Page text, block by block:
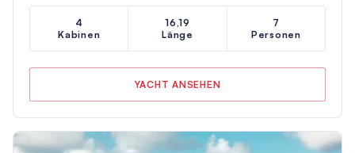
4
Kabinen
16,19
Länge
7
Personen
YACHT ANSEHEN